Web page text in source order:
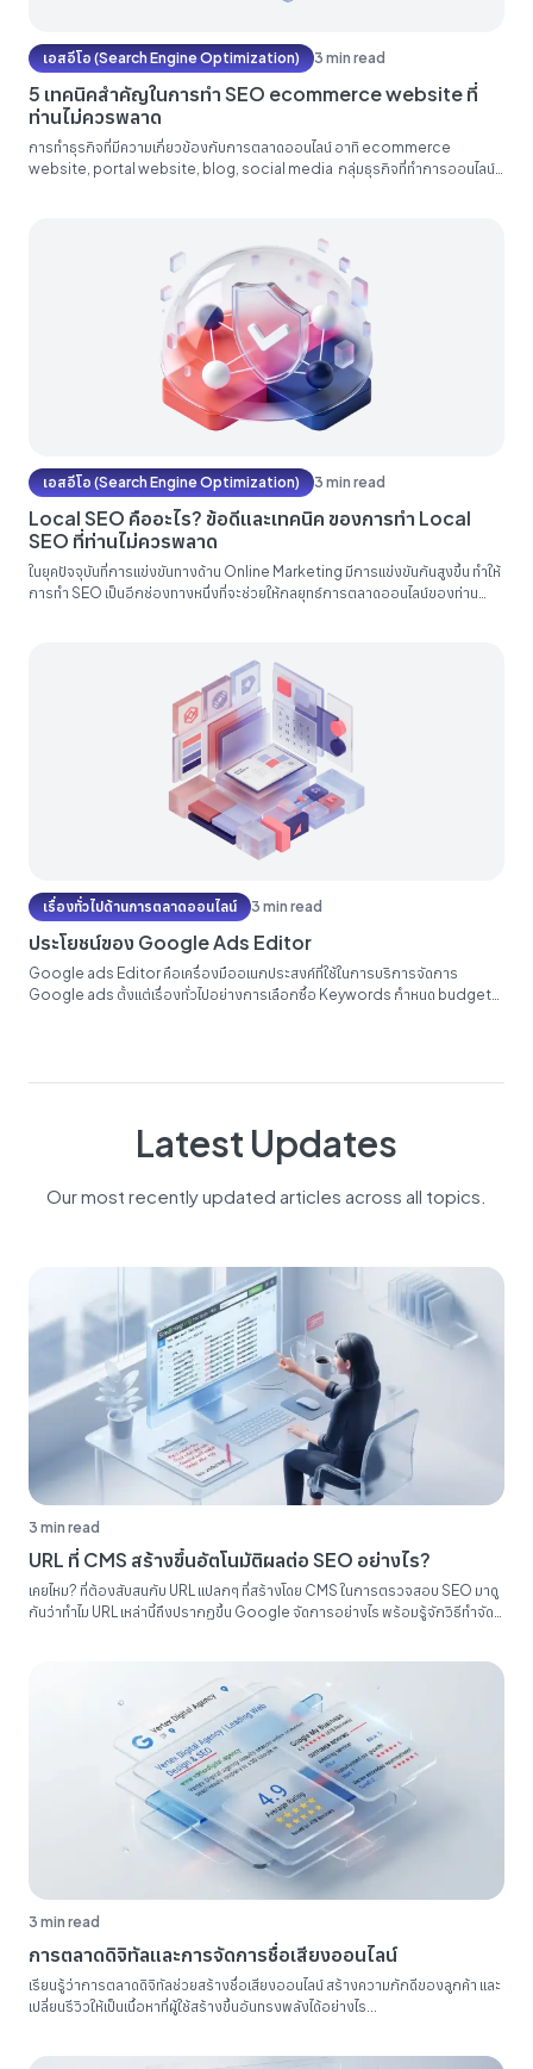
เอสอีโอ (Search Engine Optimization) 3 min read
5 เทคนิคสำคัญในการทำ SEO ecommerce website ที่
ท่านไม่ควรพลาด
การทำธุรกิจที่มีความเกี่ยวข้องกับการตลาดออนไลน์ อาทิ ecommerce
website, portal website, blog, social media กลุ่มธุรกิจที่ทำการออนไลน์
วิด-19 ทำให้เกิดผลกระทบมากมายต่อธุรกิจ...
เอสอีโอ (Search Engine Optimization) 3 min read
Local SEO คืออะไร? ข้อดีและเทคนิค ของการทำ Local
SEO ที่ท่านไม่ควรพลาด
ในยุคปัจจุบันที่การแข่งขันทางด้าน Online Marketing มีการแข่งขันกันสูงขึ้น ทำให้
การทำ SEO เป็นอีกช่องทางหนึ่งที่จะช่วยให้กลยุทธ์การตลาดออนไลน์ของท่าน
เว็บไซต์ และคุณภาพของ Backlink ที่ทำให้กับเว็บไซต์ นอกจากนี้...
เรื่องทั่วไปด้านการตลาดออนไลน์ 3 min read
ประโยชน์ของ Google Ads Editor
Google ads Editor คือเครื่องมืออเนกประสงค์ที่ใช้ในการบริการจัดการ
Google ads ตั้งแต่เรื่องทั่วไปอย่างการเลือกซื้อ Keywords กำหนด budget
Latest Updates
Our most recently updated articles across all topics.
3 min read
URL ที่ CMS สร้างขึ้นอัตโนมัติผลต่อ SEO อย่างไร?
เคยไหม? ที่ต้องสับสนกับ URL แปลกๆ ที่สร้างโดย CMS ในการตรวจสอบ SEO มาดู
กันว่าทำไม URL เหล่านี้ถึงปรากฏขึ้น Google จัดการอย่างไร พร้อมรู้จักวิธีทำจัด
3 min read
การตลาดดิจิทัลและการจัดการชื่อเสียงออนไลน์
เรียนรู้ว่าการตลาดดิจิทัลช่วยสร้างชื่อเสียงออนไลน์ สร้างความภักดีของลูกค้า และ
เปลี่ยนรีวิวให้เป็นเนื้อหาที่ผู้ใช้สร้างขึ้นอันทรงพลังได้อย่างไร...